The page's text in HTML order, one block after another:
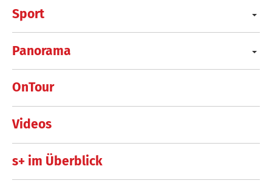
Sport
Panorama
OnTour
Videos
s+ im Überblick